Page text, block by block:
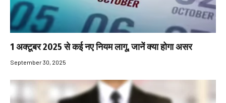
1 अक्टूबर 2025 से कई नए नियम लागू, जानें क्या होगा असर
September 30, 2025